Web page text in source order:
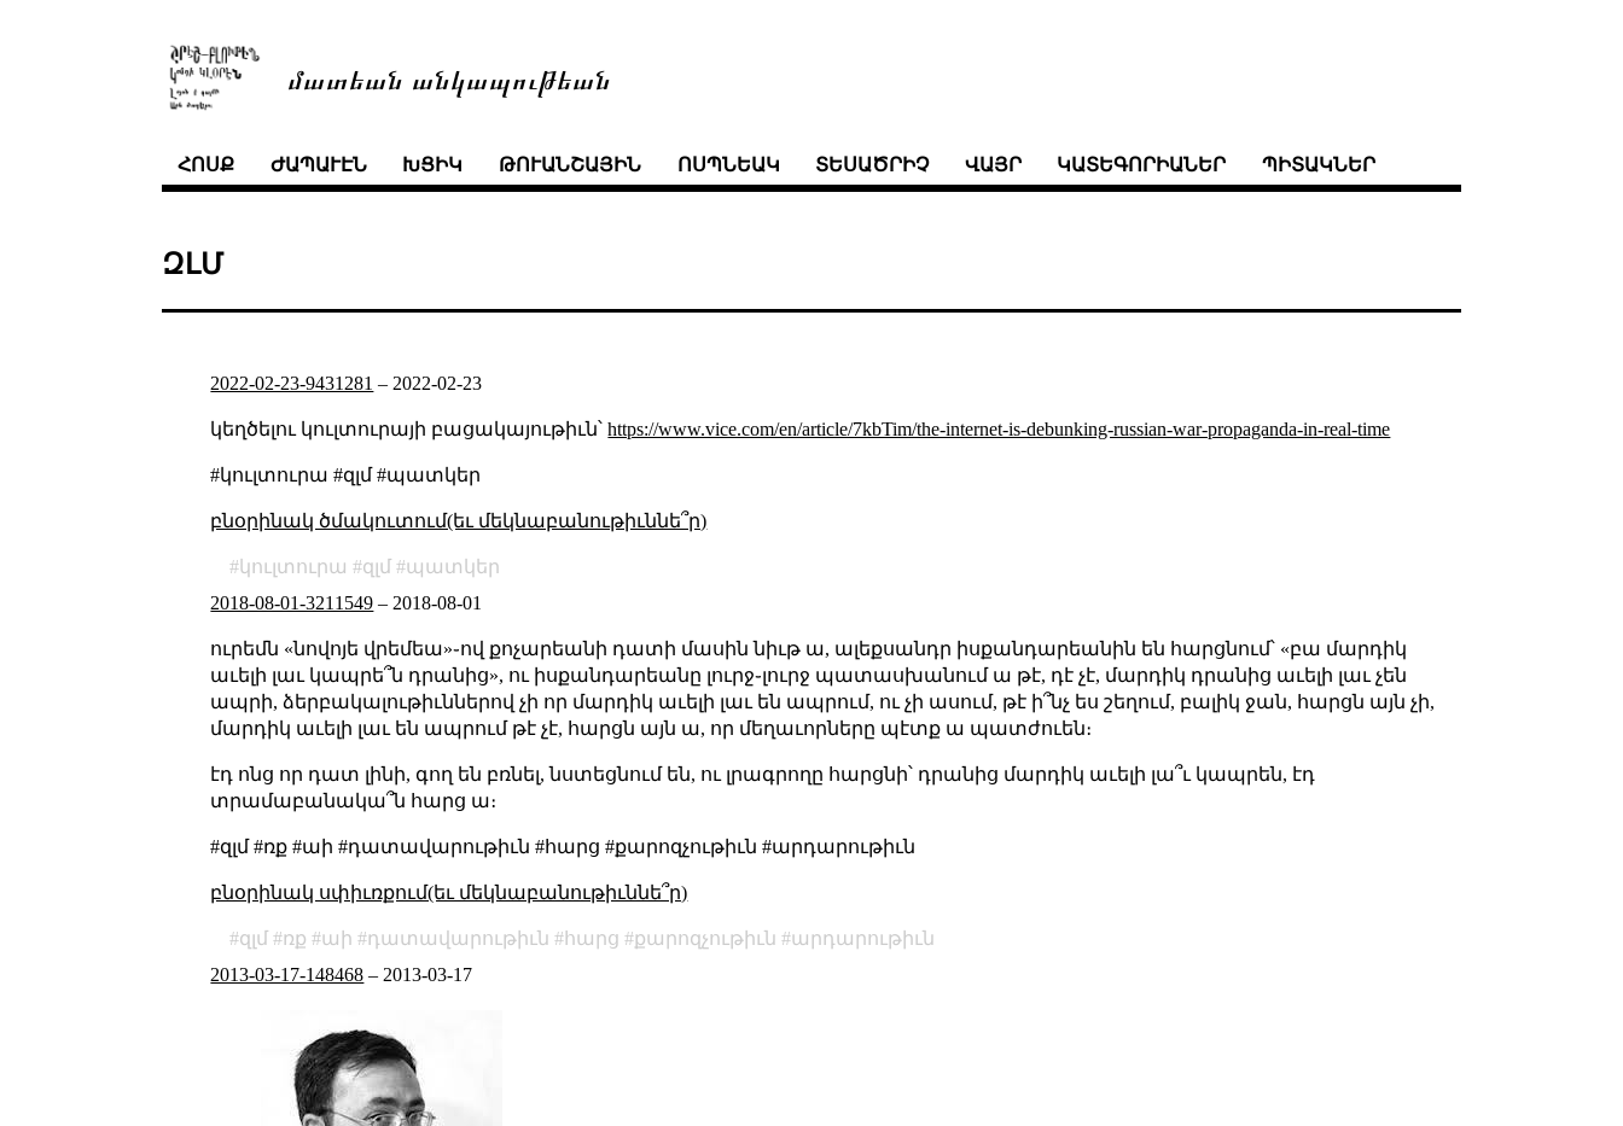
մատեան անկապութեան
ՀՈՍՔ ԺԱՊԱՒԷՆ ԽՑԻԿ ԹՈՒԱՆՇԱՅԻՆ ՈՍՊՆԵԱԿ ՏԵՍԱԾՐԻՉ ՎԱՅՐ ԿԱՏԵԳՈՐԻԱՆԵՐ ՊԻՏԱԿՆԵՐ
ԶԼՄ
2022-02-23-9431281 – 2022-02-23
կեղծելու կուլտուրայի բացակայութիւն՝https://www.vice.com/en/article/7kbTim/the-internet-is-debunking-russian-war-propaganda-in-real-time
#կուլտուրա #զլմ #պատկեր
բնօրինակ ծմակուտում(եւ մեկնաբանութիւննե՞ր)
կուլտուրա զլմ
պատկեր
2018-08-01-3211549 – 2018-08-01
ուրեմն «նովոյե վրեմեա»֊ով քոչարեանի դատի մասին նիւթ ա, ալեքսանդր իսքանդարեանին են հարցնում՝ «բա մարդիկ
աւելի լաւ կապրե՞ն դրանից», ու իսքանդարեանը լուրջ֊լուրջ պատասխանում ա թէ, դէ չէ, մարդիկ դրանից աւելի լաւ չեն
ապրի, ձերբակալութիւններով չի որ մարդիկ աւելի լաւ են ապրում, ու չի ասում, թէ ի՞նչ ես շեղում, բալիկ ջան, հարցն այն չի,
մարդիկ աւելի լաւ են ապրում թէ չէ, հարցն այն ա, որ մեղաւորները պէտք ա պատժուեն։
էդ ոնց որ դատ լինի, գող են բռնել, նստեցնում են, ու լրագրողը հարցնի՝ դրանից մարդիկ աւելի լա՞ւ կապրեն, էդ
տրամաբանակա՞ն հարց ա։
#զլմ #ռք #աի #դատավարութիւն #հարց #քարոզչութիւն #արդարութիւն
բնօրինակ սփիւռքում(եւ մեկնաբանութիւննե՞ր)
զլմ ռք աի դատավարութիւն հարց քարոզչութիւն
արդարութիւն
2013-03-17-148468 – 2013-03-17